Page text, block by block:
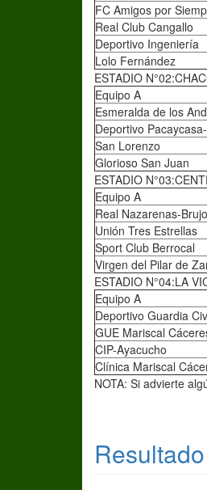
FC Amigos por
Real Club Cangallo
Deportivo Ingeniería
Lolo Fernández
ESTADIO
Equipo A
Esmeralda de los
Deportivo
San Lorenzo
Glorioso San Juan
ESTADIO
Equipo A
Real Nazarenas-
Unión Tres Estrellas
Sport Club Berrocal
Virgen del Pilar de
ESTADIO N°04:LA
Equipo A
Deportivo Guardia
GUE Mariscal
CIP-Ayacucho
Clínica Mariscal
NOTA: Si advierte